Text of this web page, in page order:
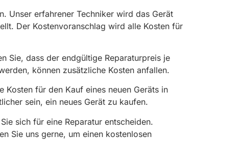
Unser erfahrener Techniker wird das Gerät
Der Kostenvoranschlag wird alle Kosten für
Sie, dass der endgültige Reparaturpreis je
können zusätzliche Kosten anfallen.
Kosten für den Kauf eines neuen Geräts in
sein, ein neues Gerät zu kaufen.
sich für eine Reparatur entscheiden.
Sie uns gerne, um einen kostenlosen